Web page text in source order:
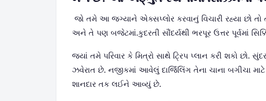
જો તમે આ જગ્યાને એક્સપ્લોર કરવાનું વિચારી રહ્યા છો તો
અને તે પણ બજેટમાં.કુદરતી સૌંદર્યથી ભરપૂર ઉત્તર પૂર્વમાં
જ્યાં તમે પરિવાર કે મિત્રો સાથે ટ્રિપ પ્લાન કરી શકો છો.
ઝવેરાત છે. નજીકમાં આવેલું દાર્જિલિંગ તેના ચાના બગીચા
શાનદાર તક લઈને આવ્યું છે.